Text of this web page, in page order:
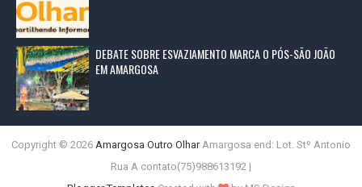
DEBATE SOBRE ESVAZIAMENTO MARCA O PÓS-SÃO JOÃO
EM AMARGOSA
Copyright © 2026 Amargosa Outro Olhar Amargosa end: Lot. Stº Antonio
Rua A contato(75)988613192 |